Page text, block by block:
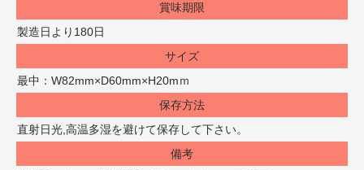
賞味期限
製造日より180日
サイズ
最中：W82mm×D60mm×H20mｍ
保存方法
直射日光,高温多湿を避けて保存して下さい。
備考